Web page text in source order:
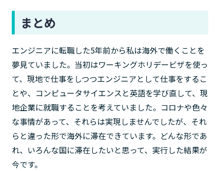
まとめ
エンジニアに転職した5年前から私は海外で働くことを
夢見ていました。当初はワーキングホリデービザを使っ
て、現地で仕事をしつつエンジニアとして仕事をするこ
とや、コンピュータサイエンスと英語を学び直して、現
地企業に就職することを考えていました。コロナや色々
な事情があって、それらは実現しませんでしたが、それ
らと違った形で海外に滞在できています。どんな形であ
れ、いろんな国に滞在したいと思って、実行した結果が
今です。